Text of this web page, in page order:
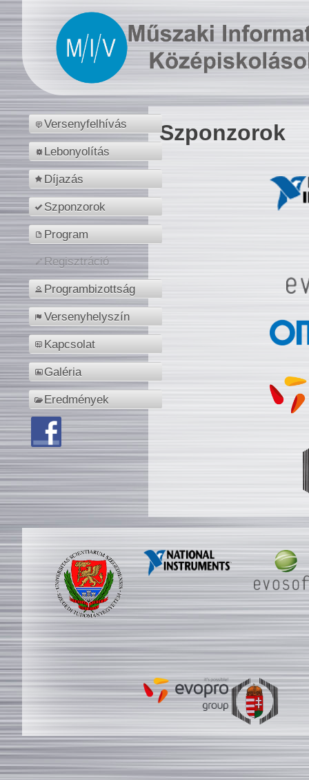
Versenyfelhívás
Lebonyolítás
Díjazás
Szponzorok
Program
Regisztráció
Programbizottság
Versenyhelyszín
Kapcsolat
Galéria
Eredmények
Szponzorok